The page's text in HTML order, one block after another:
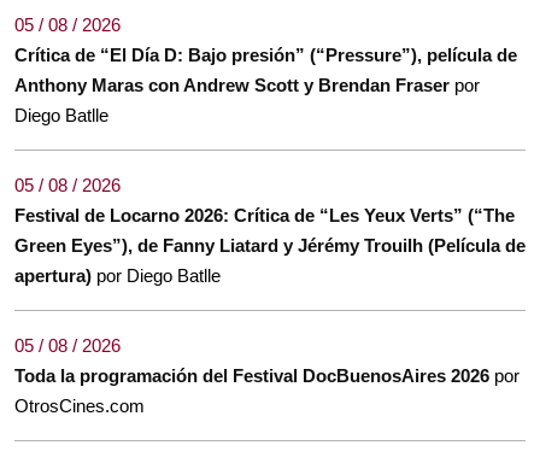
05 / 08 / 2026
Crítica de “El Día D: Bajo presión” (“Pressure”), película de
Anthony Maras con Andrew Scott y Brendan Fraser por
Diego Batlle
05 / 08 / 2026
Festival de Locarno 2026: Crítica de “Les Yeux Verts” (“The
Green Eyes”), de Fanny Liatard y Jérémy Trouilh (Película de
apertura) por Diego Batlle
05 / 08 / 2026
Toda la programación del Festival DocBuenosAires 2026 por
OtrosCines.com